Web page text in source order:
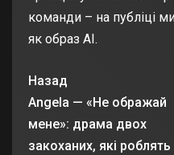
команди – на публіці
як образ AI.
Назад
Angela — «Не ображай
мене»: драма двох
закоханих, які роблять